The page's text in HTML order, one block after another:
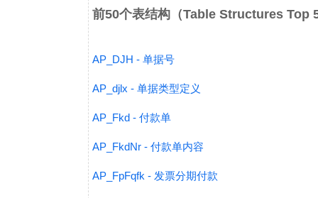
前50个表结构（Table Structures Top
AP_DJH - 单据号
AP_djlx - 单据类型定义
AP_Fkd - 付款单
AP_FkdNr - 付款单内容
AP_FpFqfk - 发票分期付款